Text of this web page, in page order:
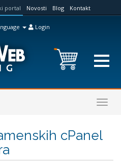
portal Novosti Blog Kontakt
Login
cPanel